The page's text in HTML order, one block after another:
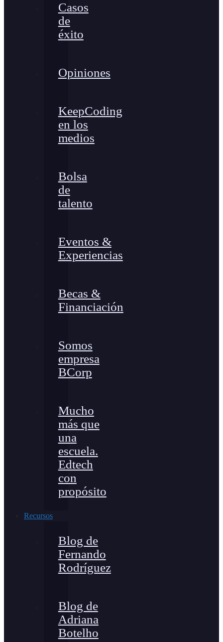
Casos
de
éxito
Opiniones
KeepCoding
en los
medios
Bolsa
de
talento
Eventos &
Experiencias
Becas &
Financiación
Somos
empresa
BCorp
Mucho
más que
una
escuela.
Edtech
con
propósito
Recursos
Blog de
Fernando
Rodríguez
Blog de
Adriana
Botelho